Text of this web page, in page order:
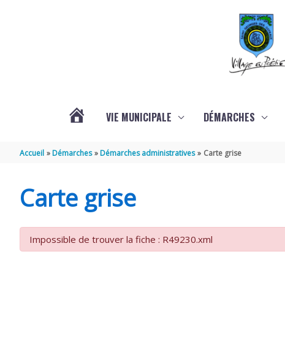
VIE MUNICIPALE DÉMARCHES
Accueil Démarches Démarches administratives Carte grise
Carte grise
Impossible de trouver la fiche : R49230.xml